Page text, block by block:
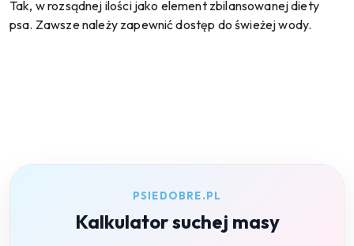
Tak, w rozsądnej ilości jako element zbilansowanej diety
psa. Zawsze należy zapewnić dostęp do świeżej wody.
PSIEDOBRE.PL
Kalkulator suchej masy